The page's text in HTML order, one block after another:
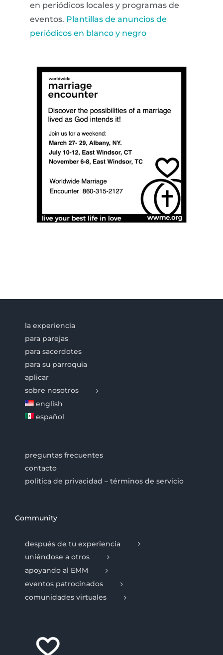
en periódicos locales y programas de
eventos. Plantillas de anuncios de
periódicos en blanco y negro
la experiencia
para parejas
para sacerdotes
para su parroquia
aplicar
sobre nosotros
english
español
preguntas frecuentes
contacto
política de privacidad – términos de servicio
Community
después de tu experiencia
uniéndose a otros
apoyando al EMM
eventos patrocinados
comunidades virtuales